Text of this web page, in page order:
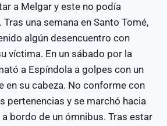
a Melgar y este no podía
una semana en Santo Tomé,
algún desencuentro con
víctima. En un sábado por la
a Espíndola a golpes con un
en su cabeza. No conforme con
pertenencias y se marchó hacia
a bordo de un ómnibus. Tras estar